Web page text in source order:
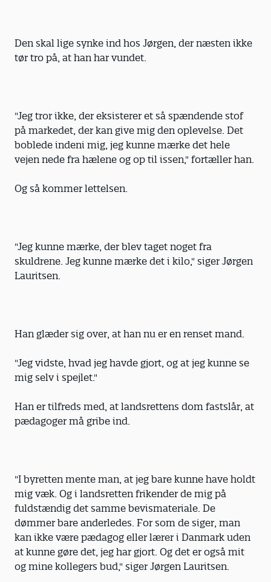
Den skal lige synke ind hos Jørgen, der næsten ikke
tør tro på, at han har vundet.
"Jeg tror ikke, der eksisterer et så spændende stof
på markedet, der kan give mig den oplevelse. Det
boblede indeni mig, jeg kunne mærke det hele
vejen nede fra hælene og op til issen," fortæller han.
Og så kommer lettelsen.
"Jeg kunne mærke, der blev taget noget fra
skuldrene. Jeg kunne mærke det i kilo," siger Jørgen
Lauritsen.
Han glæder sig over, at han nu er en renset mand.
"Jeg vidste, hvad jeg havde gjort, og at jeg kunne se
mig selv i spejlet."
Han er tilfreds med, at landsrettens dom fastslår, at
pædagoger må gribe ind.
"I byretten mente man, at jeg bare kunne have holdt
mig væk. Og i landsretten frikender de mig på
fuldstændig det samme bevismateriale. De
dømmer bare anderledes. For som de siger, man
kan ikke være pædagog eller lærer i Danmark uden
at kunne gøre det, jeg har gjort. Og det er også mit
og mine kollegers bud," siger Jørgen Lauritsen.